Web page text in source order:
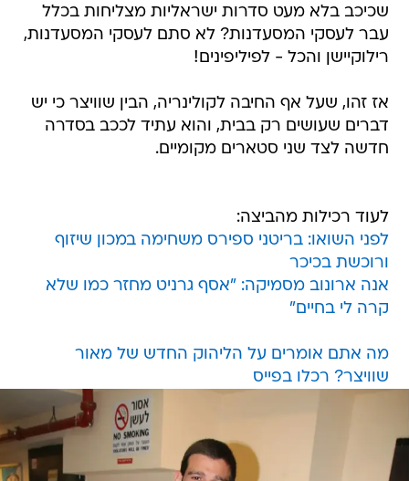
שכיכב בלא מעט סדרות ישראליות מצליחות בכלל
עבר לעסקי המסעדנות? לא סתם לעסקי המסעדנות,
רילוקיישן והכל - לפיליפינים!
אז זהו, שעל אף החיבה לקולינריה, הבין שוויצר כי יש
דברים שעושים רק בבית, והוא עתיד לככב בסדרה
חדשה לצד שני סטארים מקומיים.
לעוד רכילות מהביצה:
לפני השואו: בריטני ספירס משחימה במכון שיזוף
ורוכשת בכיכר
אנה ארונוב מסמיקה: "אסף גרניט מחזר כמו שלא
קרה לי בחיים"
מה אתם אומרים על הליהוק החדש של מאור
שוויצר? רכלו בפייס